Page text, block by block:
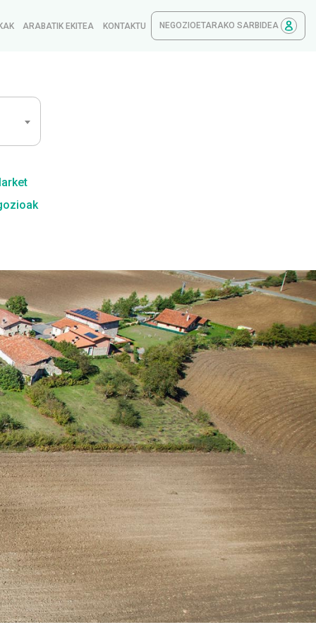
ARABATIK EKITEA KONTAKTU NEGOZIOETARAKO SARBIDEA